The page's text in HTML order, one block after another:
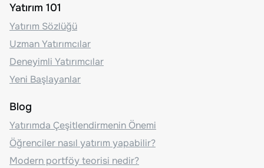
Yatırım 101
Yatırım Sözlüğü
Uzman Yatırımcılar
Deneyimli Yatırımcılar
Yeni Başlayanlar
Blog
Yatırımda Çeşitlendirmenin Önemi
Öğrenciler nasıl yatırım yapabilir?
Modern portföy teorisi nedir?